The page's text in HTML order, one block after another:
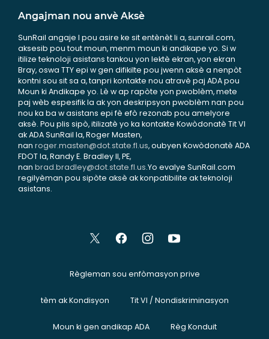
Angajman nou anvè Aksè
SunRail angaje l pou asire ke sit entènèt li a, sunrail.com,
aksesib pou tout moun, menm moun ki andikape yo. Si w
itilize teknoloji asistans tankou yon lektè ekran, yon ekran
Bray, oswa TTY epi w gen difikilte pou jwenn aksè a nenpòt
kontni sou sit sa a, tanpri kontakte nou atravè paj ADA pou
Moun ki Andikape yo. Lè w ap rapòte yon pwoblèm, mete
paj wèb espesifik la ak yon deskripsyon pwoblèm nan pou
nou ka ba w asistans epi fè efò rezonab pou amelyore
aksè. Pou plis sipò, itilizatè yo ka kontakte Kowòdonatè Tit VI
ak ADA SunRail la, Roger Masten,
nan roger.masten@dot.state.fl.us, oubyen Kowòdonatè ADA
FDOT la, Randy E. Bradley II, PE,
nan brad.bradley@dot.state.fl.us.Yo evalye SunRail.com
regilyèman pou sipòte aksè ak konpatibilite ak teknoloji
asistans.
Règleman sou enfòmasyon prive
tèm ak Kondisyon Tit VI / Nondiskriminasyon
Moun ki gen andikap ADA Règ Konduit